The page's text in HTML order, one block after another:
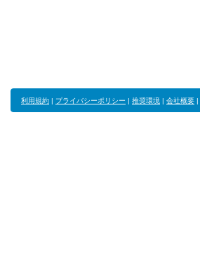
利用規約 | プライバシーポリシー | 推奨環境 | 会社概要 |